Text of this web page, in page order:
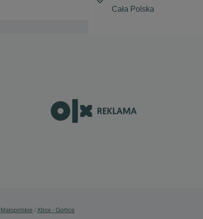
Xbox - Gorlice